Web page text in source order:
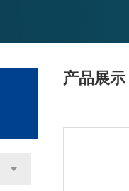
产品展示